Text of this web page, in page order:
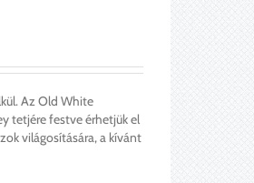
Az Old White
tetjére festve érhetjük el
világosítására, a kívánt